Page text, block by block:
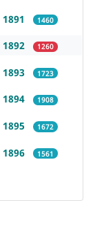
1891 1460
1892 1260
1893 1723
1894 1908
1895 1672
1896 1561